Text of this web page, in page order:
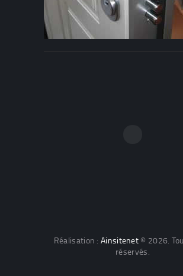
Réalisation :Ainsitenet © 2026.
réservés.